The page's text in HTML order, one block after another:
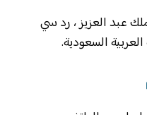
عبد العزيز ، رد سي